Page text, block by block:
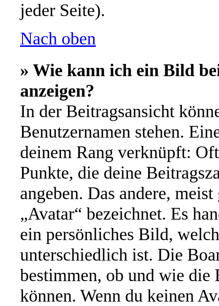
jeder Seite).
Nach oben
» Wie kann ich ein Bild
anzeigen?
In der Beitragsansicht
Benutzernamen stehen.
deinem Rang verknüpft:
Punkte, die deine
angeben. Das andere,
„Avatar“ bezeichnet. Es
ein persönliches Bild,
unterschiedlich ist. Die
bestimmen, ob und wie die
können. Wenn du keinen